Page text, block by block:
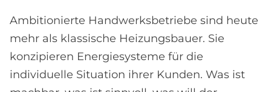
Ambitionierte Handwerksbetriebe sind heute
mehr als klassische Heizungsbauer. Sie
konzipieren Energiesysteme für die
individuelle Situation ihrer Kunden. Was ist